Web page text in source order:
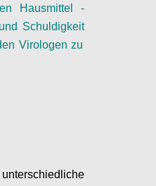
Hausmittel -
Schuldigkeit
Virologen zu